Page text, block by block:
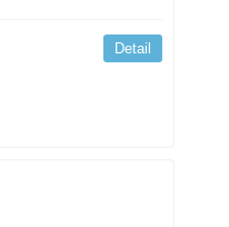
Detail